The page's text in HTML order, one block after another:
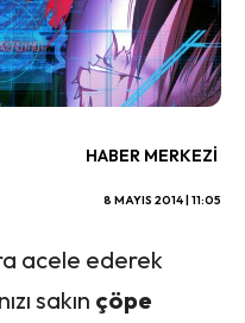
HABER MERKEZI
8 MAYIS 2014 | 11:05
acele ederek
sakın çöpe